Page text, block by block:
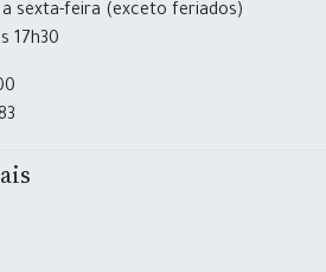
a sexta-feira (exceto feriados)
17h30